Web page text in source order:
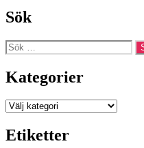
Sök
Sök
efter:
Kategorier
Kategorier
Etiketter